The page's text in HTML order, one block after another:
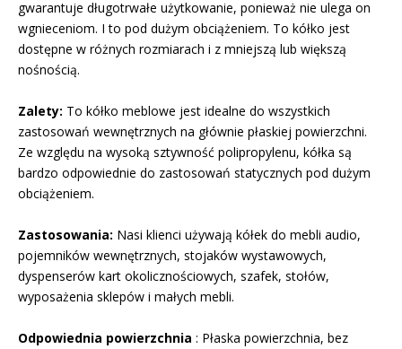
gwarantuje długotrwałe użytkowanie, ponieważ nie ulega on
wgnieceniom. I to pod dużym obciążeniem. To kółko jest
dostępne w różnych rozmiarach i z mniejszą lub większą
nośnością.
Zalety: To kółko meblowe jest idealne do wszystkich
zastosowań wewnętrznych na głównie płaskiej powierzchni.
Ze względu na wysoką sztywność polipropylenu, kółka są
bardzo odpowiednie do zastosowań statycznych pod dużym
obciążeniem.
Zastosowania: Nasi klienci używają kółek do mebli audio,
pojemników wewnętrznych, stojaków wystawowych,
dyspenserów kart okolicznościowych, szafek, stołów,
wyposażenia sklepów i małych mebli.
Odpowiednia powierzchnia : Płaska powierzchnia, bez